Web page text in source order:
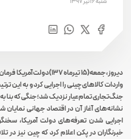
واردات کالاهای چینی را اجرایی کرد و به این
جنگ‌تجاری تمام‌عیار نزدیک ‌شد؛ جنگی که بنا
نشانه‌های آغاز آن در اقتصاد جهانی
اجرایی شدن تعرفه‌های دولت آمریکا،
خبرنگاران در پکن اعلام کرد که چین نیز در